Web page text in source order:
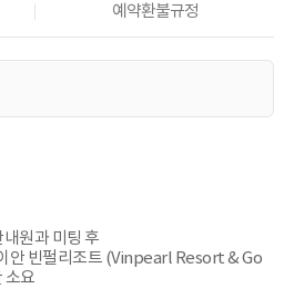
예약환불규정
원과 미팅 후
안 빈펄리조트 (Vinpearl Resort & Go
소요